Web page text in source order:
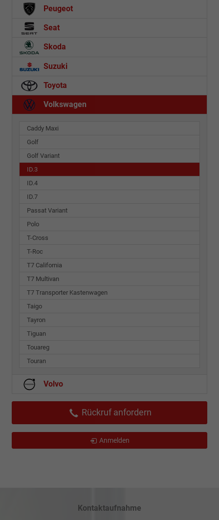
Peugeot
Seat
Skoda
Suzuki
Toyota
Volkswagen
Caddy Maxi
Golf
Golf Variant
ID.3
ID.4
ID.7
Passat Variant
Polo
T-Cross
T-Roc
T7 California
T7 Multivan
T7 Transporter Kastenwagen
Taigo
Tayron
Tiguan
Touareg
Touran
Volvo
Rückruf anfordern
Anmelden
Kontaktaufnahme